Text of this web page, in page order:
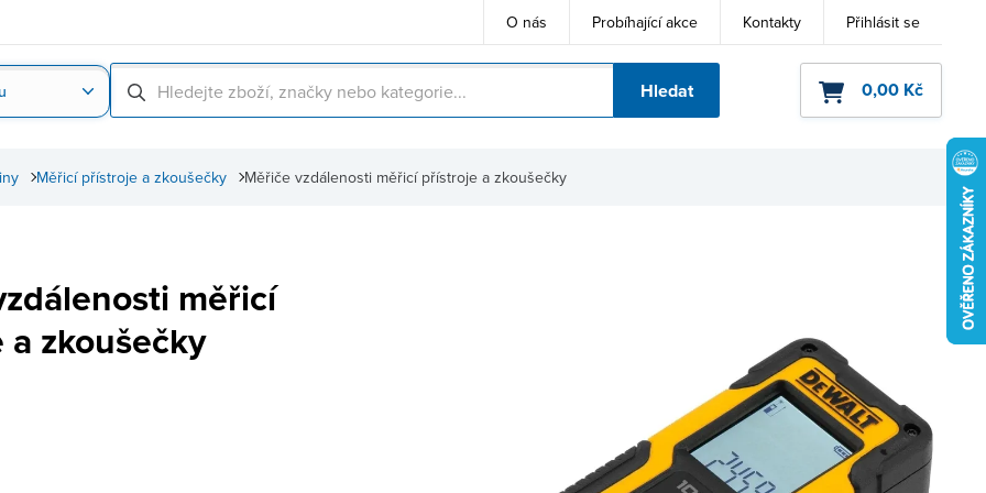
O nás Probíhající akce Kontakty Přihlásit se
Hledat 0,00 Kč
Měřiče vzdálenosti měřicí přístroje a zkoušečky
Měřicí přístroje a zkoušečky
měřicí
zkoušečky